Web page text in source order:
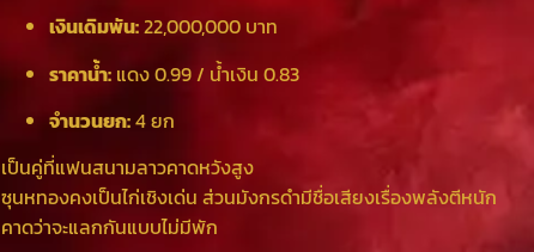
เงินเดิมพัน:22,000,000 บาท
ราคาน้ำ: แดง 0.99 / น้ำเงิน 0.83
จำนวนยก:4 ยก
เป็นคู่ที่แฟนสนามลาวคาดหวังสูง
ซุนหทองคงเป็นไก่เชิงเด่น ส่วนมังกรดำมีชื่อเสียงเรื่องพลังตีหนัก
คาดว่าจะแลกกันแบบไม่มีพัก